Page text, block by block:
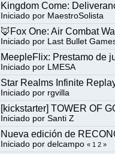
Kingdom Come:
Iniciado por MaestroSolista
🦊Fox One: Air Combat
Iniciado por Last Bullet
MeepleFlix: Prestamo de
Iniciado por LMESA
Star Realms Infinite
Iniciado por rgvilla
[kickstarter] TOWER OF
Iniciado porSanti Z
Nueva edición de
Iniciado pordelcampo « 1 2 »